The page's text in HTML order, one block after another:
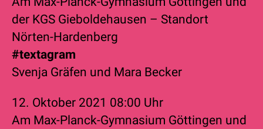
der KGS Gieboldehausen – Standort
Nörten-Hardenberg
#textagram
Svenja Gräfen und Mara Becker
12. Oktober 2021 08:00 Uhr
Am Max-Planck-Gymnasium Göttingen und